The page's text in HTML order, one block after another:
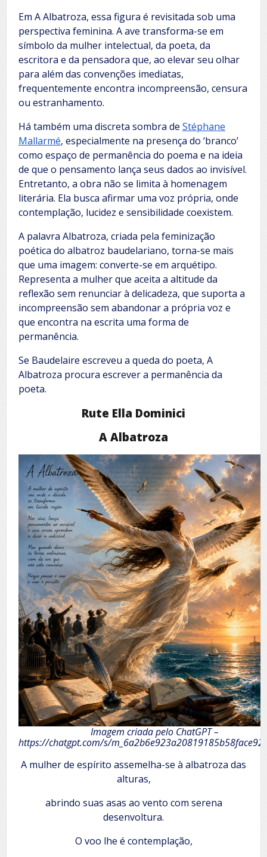
Em A Albatroza, essa figura é revisitada sob uma
perspectiva feminina. A ave transforma-se em
símbolo da mulher intelectual, da poeta, da
escritora e da pensadora que, ao elevar seu olhar
para além das convenções imediatas,
frequentemente encontra incompreensão, censura
ou estranhamento.
Há também uma discreta sombra de Stéphane
Mallarmé, especialmente na presença do ‘branco’
como espaço de permanência do poema e na ideia
de que o pensamento lança seus dados ao invisível.
Entretanto, a obra não se limita à homenagem
literária. Ela busca afirmar uma voz própria, onde
contemplação, lucidez e sensibilidade coexistem.
A palavra Albatroza, criada pela feminização
poética do albatroz baudelariano, torna-se mais
que uma imagem: converte-se em arquétipo.
Representa a mulher que aceita a altitude da
reflexão sem renunciar à delicadeza, que suporta a
incompreensão sem abandonar a própria voz e
que encontra na escrita uma forma de
permanência.
Se Baudelaire escreveu a queda do poeta, A
Albatroza procura escrever a permanência da
poeta.
Rute Ella Dominici
A Albatroza
Imagem criada pelo ChatGPT –
https://chatgpt.com/s/
A mulher de espírito assemelha-se à albatroza das
alturas,
abrindo suas asas ao vento com serena
desenvoltura.
O voo lhe é contemplação,